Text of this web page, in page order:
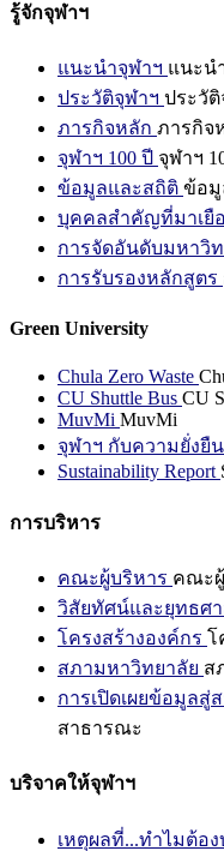
รู้จักจุฬาฯ
แนะนำจุฬาฯ แนะน
ประวัติจุฬาฯ ประวัติ
ภารกิจหลัก ภารกิจ
จุฬาฯ 100 ปี จุฬาฯ
ข้อมูลและสถิติ ข้อมู
บุคคลสำคัญที่มาเยื
การจัดอันดับมหาวิ
การรับรองหลักสูตร
Green University
Chula Zero Waste
CU Shuttle Bus CU
MuvMi MuvMi
จุฬาฯ กับความยั่งยืน
Sustainability Report
การบริหาร
คณะผู้บริหาร คณะ
วิสัยทัศน์และยุทธศ
โครงสร้างองค์กร โ
สภามหาวิทยาลัย ส
การเปิดเผยข้อมูลสู่
สาธารณะ
บริจาคให้จุฬาฯ
เหตุผลที่...ทำไมต้อ